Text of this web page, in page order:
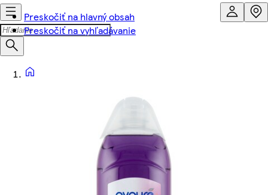
Preskočiť na hlavný obsah
Preskočiť na vyhľadávanie